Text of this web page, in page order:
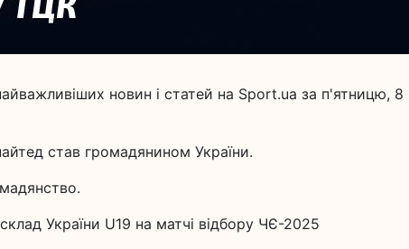
новин і статей на Sport.ua за п'ятницю, 8
став громадянином України.
України U19 на матчі відбору ЧЄ-2025